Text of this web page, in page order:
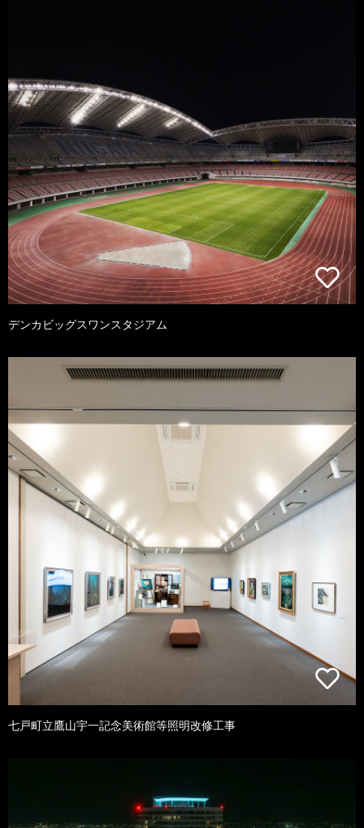
デンカビッグスワンスタジアム
七戸町立鷹山宇一記念美術館等照明改修工事